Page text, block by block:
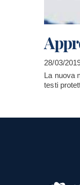
28/03/
La nuova
testi